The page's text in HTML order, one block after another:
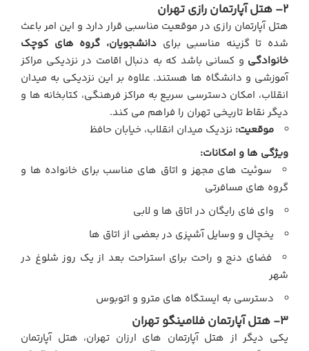
2– هتل آپارتمان رازی تهران
هتل آپارتمان رازی در موقعیت مناسبی قرار دارد و این امر باعث
شده تا گزینه مناسبی برایدانشجویان، گروه های کوچک
خانوادگی و کسانی باشد که به دنبال اقامت در نزدیکی مراکز
آموزشی و دانشگاه ها هستند. علاوه بر این نزدیکی به میدان
انقلاب، امکان دسترسی سریع به مراکز فرهنگی، کتابخانه ها و
دیگر نقاط تاریخی تهران را فراهم می کند.
موقعیت: نزدیک میدان انقلاب، خیابان حافظ
ویژگی ها و امکانات:
سوئیت های مجهز و اتاق های مناسب برای خانواده ها و
گروه های مسافرتی
وای فای رایگان در اتاق ها و لابی
یخچال و وسایل آشپزی در بعضی از اتاق ها
فضای دنج و راحت برای استراحت بعد از یک روز شلوغ در
شهر
دسترسی به ایستگاه های مترو و اتوبوس
3- هتل آپارتمان فلامینگو تهران
یکی دیگر از هتل آپارتمان های ارزان تهران، هتل آپارتمان